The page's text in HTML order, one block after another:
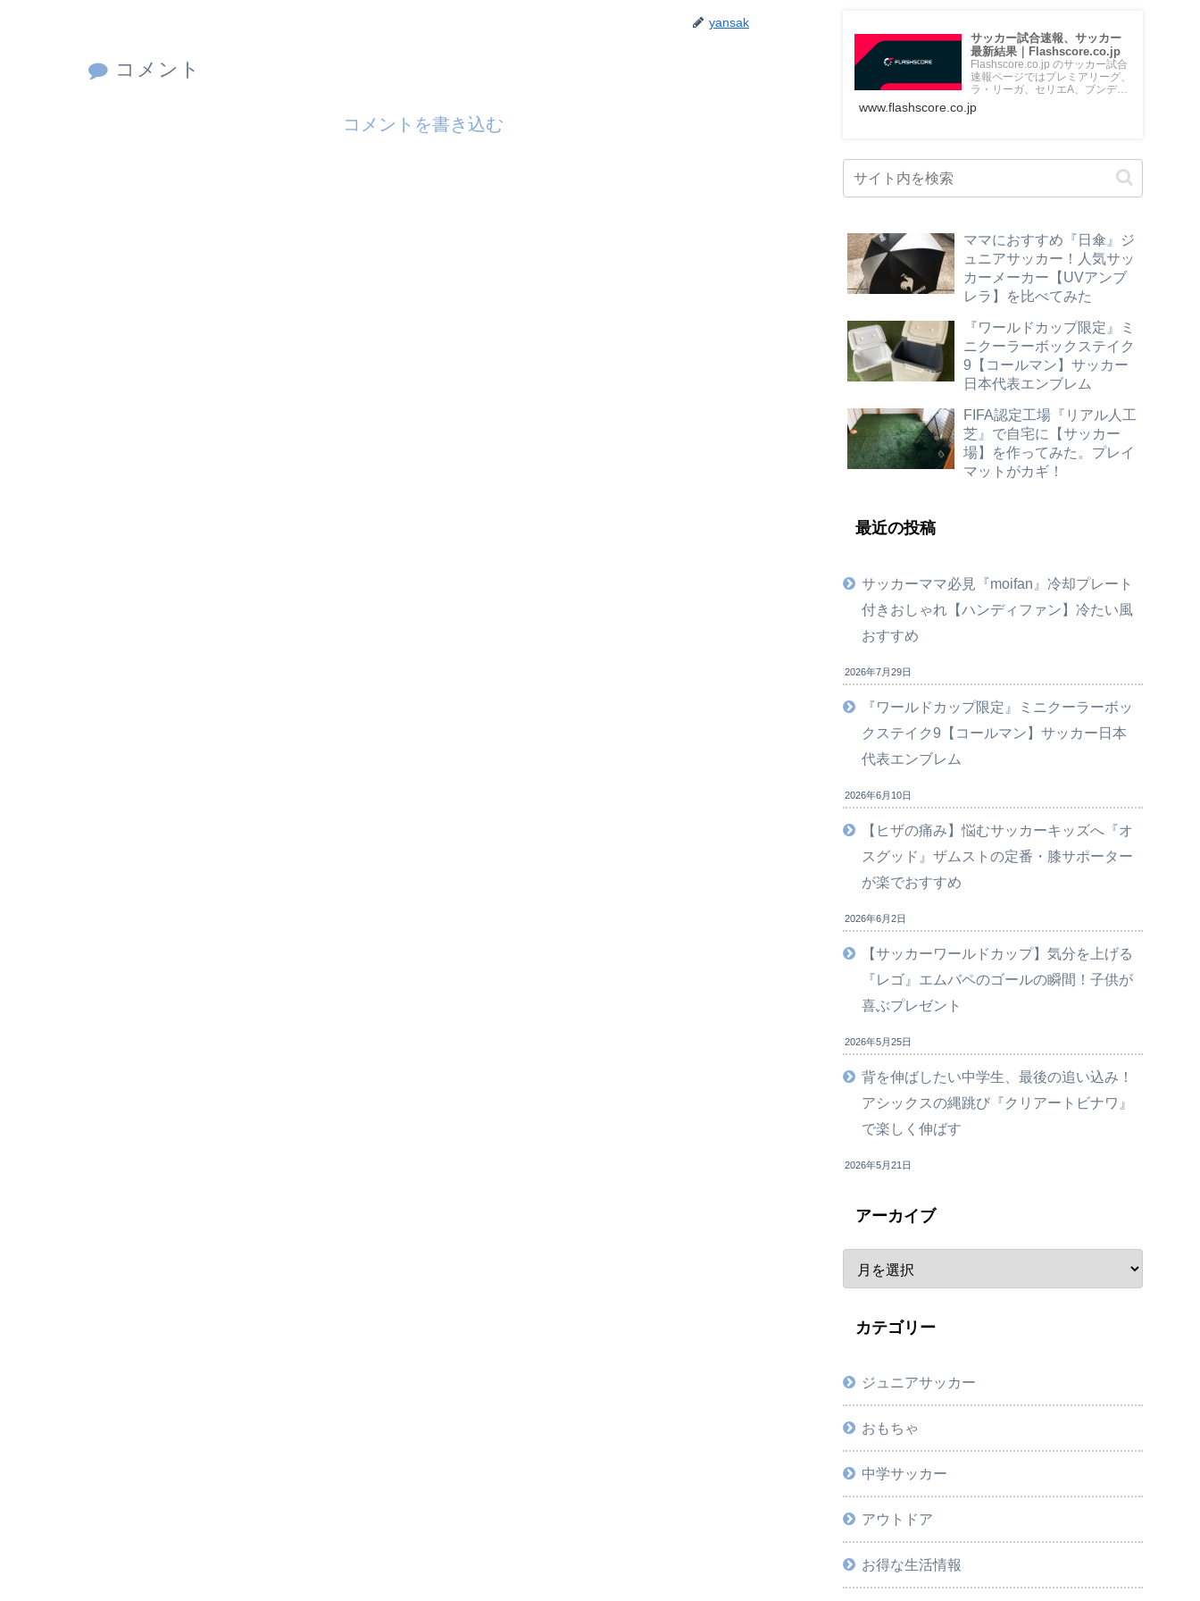
yansak
コメント
コメントを書き込む
サッカー試合速報、サッカー
最新結果｜Flashscore.co.jp
Flashscore.co.jp のサッカー試合
速報ページではプレミアリーグ、
ラ・リーガ、セリエA、ブンデス
www.flashscore.co.jp
ママにおすすめ『日傘』ジ
ュニアサッカー！人気サッ
カーメーカー【UVアンブ
レラ】を比べてみた
『ワールドカップ限定』ミ
ニクーラーボックステイク
9【コールマン】サッカー
日本代表エンブレム
FIFA認定工場『リアル人工
芝』で自宅に【サッカー
場】を作ってみた。プレイ
マットがカギ！
最近の投稿
サッカーママ必見『moifan』冷却プレート
付きおしゃれ【ハンディファン】冷たい風
おすすめ
2026年7月29日
『ワールドカップ限定』ミニクーラーボッ
クステイク9【コールマン】サッカー日本
代表エンブレム
2026年6月10日
【ヒザの痛み】悩むサッカーキッズへ『オ
スグッド』ザムストの定番・膝サポーター
が楽でおすすめ
2026年6月2日
【サッカーワールドカップ】気分を上げる
『レゴ』エムバペのゴールの瞬間！子供が
喜ぶプレゼント
2026年5月25日
背を伸ばしたい中学生、最後の追い込み！
アシックスの縄跳び『クリアートビナワ』
で楽しく伸ばす
2026年5月21日
アーカイブ
カテゴリー
ジュニアサッカー
おもちゃ
中学サッカー
アウトドア
お得な生活情報